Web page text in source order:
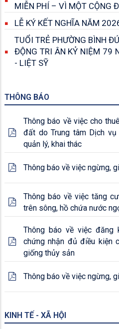
MIỄN PHÍ – VÌ MỘT CỘNG
LỄ KÝ KẾT NGHĨA NĂM
TUỔI TRẺ PHƯỜNG BÌNH
ĐỘNG TRI ÂN KỶ NIỆM 79
- LIỆT SỸ
THÔNG BÁO
Thông báo về việc cho
đất do Trung tâm Dịch
quản lý, khai thác
Thông báo về việc ngừng,
Thông báo về việc tăng
trên sông, hồ chứa nước
Thông báo về việc
chứng nhận đủ điều kiện
giống thủy sản
Thông báo về việc ngừng,
KINH TẾ - XÃ HỘI